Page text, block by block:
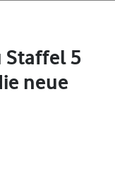
Staffel 5
neue